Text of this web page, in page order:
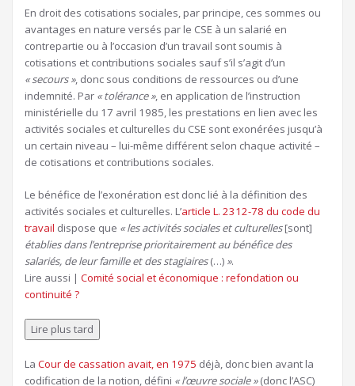
En droit des cotisations sociales, par principe, ces sommes ou
avantages en nature versés par le CSE à un salarié en
contrepartie ou à l’occasion d’un travail sont soumis à
cotisations et contributions sociales sauf s’il s’agit d’un
« secours », donc sous conditions de ressources ou d’une
indemnité. Par « tolérance », en application de l’instruction
ministérielle du 17 avril 1985, les prestations en lien avec les
activités sociales et culturelles du CSE sont exonérées jusqu’à
un certain niveau – lui-même différent selon chaque activité –
de cotisations et contributions sociales.
Le bénéfice de l’exonération est donc lié à la définition des
activités sociales et culturelles. L’article L. 2312-78 du code du
travail dispose que « les activités sociales et culturelles[sont]
établies dans l’entreprise prioritairement au bénéfice des
salariés, de leur famille et des stagiaires(…) ».
Lire aussi | Article
nos
abonnés
Comité social et économique : refondation ou
continuité ?
Lire plus tard
La Cour de cassation avait, en 1975 déjà, donc bien avant la
codification de la notion, défini « l’œuvre sociale »(donc l’ASC)